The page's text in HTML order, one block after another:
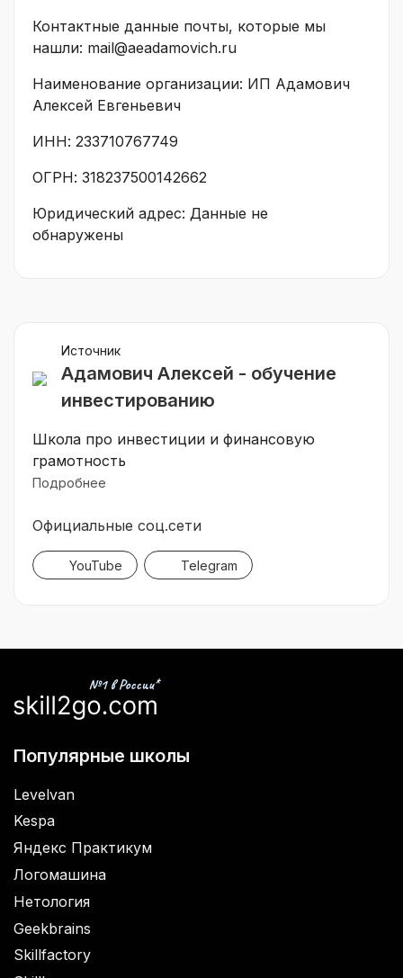
Контактные данные почты, которые мы
нашли: mail@aeadamovich.ru
Наименование организации: ИП Адамович
Алексей Евгеньевич
ИНН: 233710767749
ОГРН: 318237500142662
Юридический адрес: Данные не
обнаружены
Источник
Адамович Алексей - обучение
инвестированию
Школа про инвестиции и финансовую
грамотность
Подробнее
Официальные соц.сети
YouTube Telegram
Популярные школы
Levelvan
Kespa
Яндекс Практикум
Логомашина
Нетология
Geekbrains
Skillfactory